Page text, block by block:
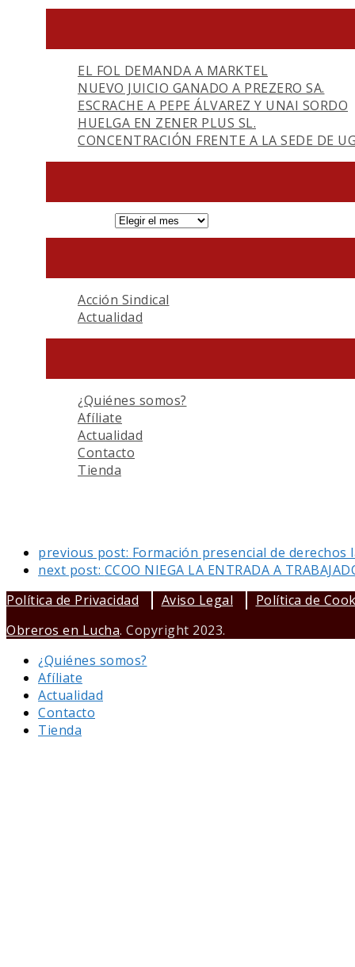
EL FOL DEMANDA A MARKTEL
NUEVO JUICIO GANADO A PREZERO SA.
ESCRACHE A PEPE ÁLVAREZ Y UNAI SORDO
HUELGA EN ZENER PLUS SL.
CONCENTRACIÓN FRENTE A LA SEDE DE
Acción Sindical
Actualidad
¿Quiénes somos?
Afíliate
Actualidad
Contacto
Tienda
previous post: Formación presencial de derechos
next post: CCOO NIEGA LA ENTRADA A
Política de Privacidad
Aviso Legal
Política de
Obreros en Lucha. Copyright 2023.
¿Quiénes somos?
Afíliate
Actualidad
Contacto
Tienda